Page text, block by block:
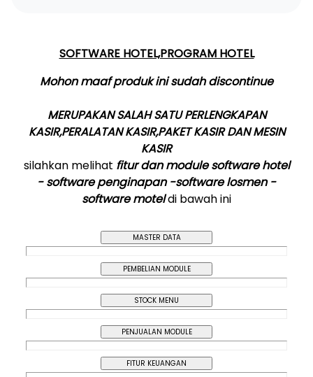
SOFTWARE HOTEL,PROGRAM HOTEL
Mohon maaf produk ini sudah discontinue
MERUPAKAN SALAH SATU PERLENGKAPAN
KASIR,PERALATAN KASIR,PAKET KASIR DAN MESIN
KASIR
silahkan melihat fitur dan module software hotel
- software penginapan -software losmen -
software moteldi bawah ini